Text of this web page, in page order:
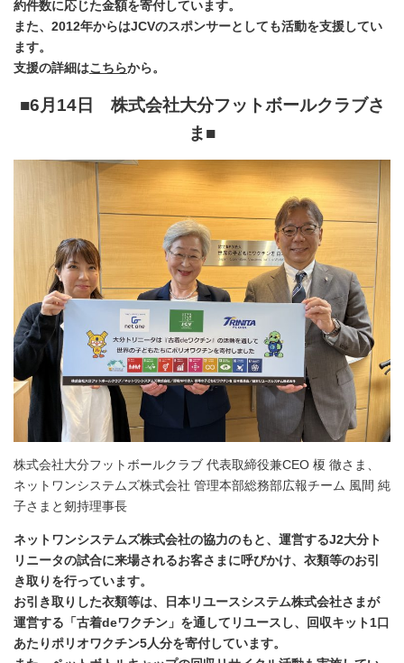
約件数に応じた金額を寄付しています。
また、2012年からはJCVのスポンサーとしても活動を支援してい
ます。
支援の詳細はこちらから。
■6月14日 株式会社大分フットボールクラブさ
ま■
株式会社大分フットボールクラブ 代表取締役兼CEO 榎 徹さま、
ネットワンシステムズ株式会社 管理本部総務部広報チーム 風間 純
子さまと剱持理事長
ネットワンシステムズ株式会社の協力のもと、運営するJ2大分ト
リニータの試合に来場されるお客さまに呼びかけ、衣類等のお引
き取りを行っています。
お引き取りした衣類等は、日本リユースシステム株式会社さまが
運営する「古着deワクチン」を通してリユースし、回収キット1口
あたりポリオワクチン5人分を寄付しています。